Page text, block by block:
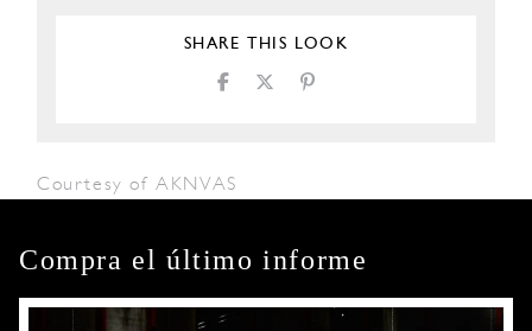
SHARE THIS LOOK
Courtesy of AKNVAS
Compra el último informe